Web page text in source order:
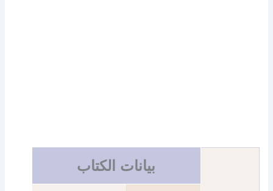
بيانات الكتاب